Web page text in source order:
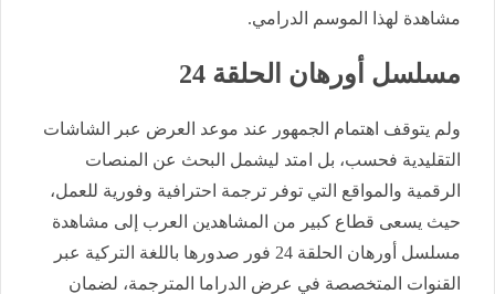
مشاهدة لهذا الموسم الدرامي.
مسلسل أورهان الحلقة 24
ولم يتوقف اهتمام الجمهور عند موعد العرض عبر الشاشات
التقليدية فحسب، بل امتد ليشمل البحث عن المنصات
الرقمية والمواقع التي توفر ترجمة احترافية وفورية للعمل،
حيث يسعى قطاع كبير من المشاهدين العرب إلى مشاهدة
مسلسل أورهان الحلقة 24 فور صدورها باللغة التركية عبر
القنوات المتخصصة في عرض الدراما المترجمة، لضمان